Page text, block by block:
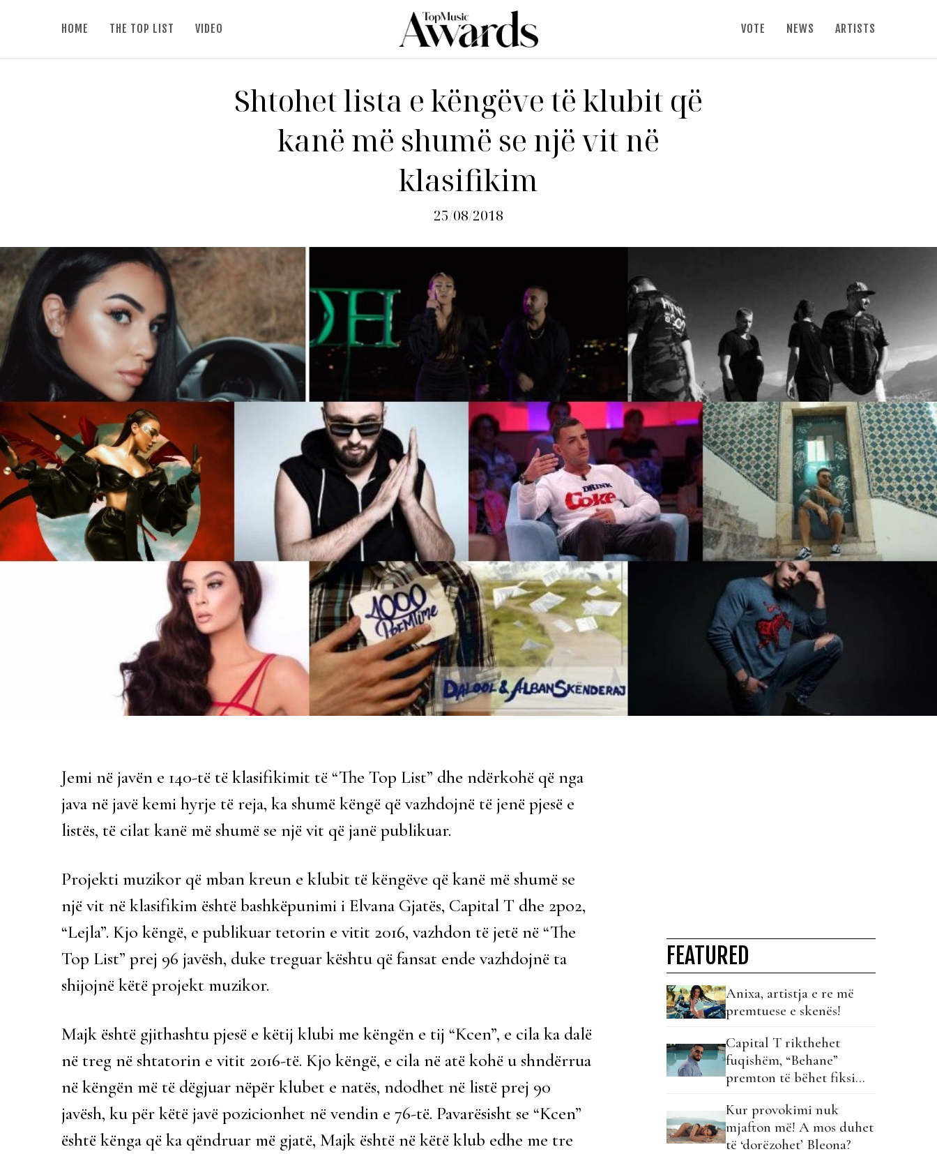
HOME THE TOP LIST VIDEO VOTE NEWS ARTISTS
Shtohet lista e këngëve të klubit që
kanë më shumë se një vit në
klasifikim
25/08/2018
Jemi në javën e 140-të të klasifikimit të “The Top List” dhe ndërkohë që nga
java në javë kemi hyrje të reja, ka shumë këngë që vazhdojnë të jenë pjesë e
listës, të cilat kanë më shumë se një vit që janë publikuar.
Projekti muzikor që mban kreun e klubit të këngëve që kanë më shumë se
një vit në klasifikim është bashkëpunimi i Elvana Gjatës, Capital T dhe 2po2,
“Lejla”. Kjo këngë, e publikuar tetorin e vitit 2016, vazhdon të jetë në “The
Top List” prej 96 javësh, duke treguar kështu që fansat ende vazhdojnë ta
shijojnë këtë projekt muzikor.
Majk është gjithashtu pjesë e këtij klubi me këngën e tij “Kcen”, e cila ka dalë
në treg në shtatorin e vitit 2016-të. Kjo këngë, e cila në atë kohë u shndërrua
në këngën më të dëgjuar nëpër klubet e natës, ndodhet në listë prej 90
javësh, ku për këtë javë pozicionhet në vendin e 76-të. Pavarësisht se “Kcen”
është kënga që ka qëndruar më gjatë, Majk është në këtë klub edhe me tre
FEATURED
Anixa, artistja e re më
premtuese e skenës!
Capital T rikthehet
fuqishëm, “Behane”
premton të bëhet fiksimi
Kur provokimi nuk
mjafton më! A mos duhet
të ‘dorëzohet’ Bleona?